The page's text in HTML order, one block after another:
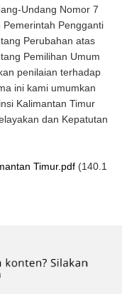
Undang Nomor 7
Pengganti
Perubahan atas
Pemilihan Umum
penilaian terhadap
ini kami umumkan
Kalimantan Timur
dan Kepatutan
Timur.pdf (140.1